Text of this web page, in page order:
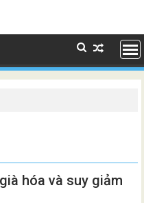
hóa và suy giảm